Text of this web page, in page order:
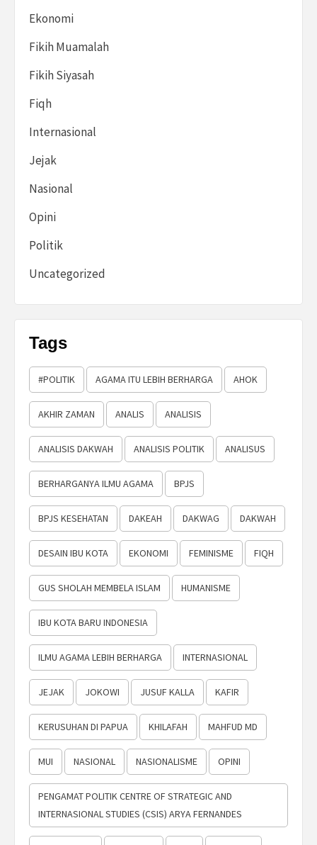
Ekonomi
Fikih Muamalah
Fikih Siyasah
Fiqh
Internasional
Jejak
Nasional
Opini
Politik
Uncategorized
Tags
#POLITIK AGAMA ITU LEBIH BERHARGA AHOK
AKHIR ZAMAN ANALIS ANALISIS
ANALISIS DAKWAH ANALISIS POLITIK ANALISUS
BERHARGANYA ILMU AGAMA BPJS
BPJS KESEHATAN DAKEAH DAKWAG DAKWAH
DESAIN IBU KOTA EKONOMI FEMINISME FIQH
GUS SHOLAH MEMBELA ISLAM HUMANISME
IBU KOTA BARU INDONESIA
ILMU AGAMA LEBIH BERHARGA INTERNASIONAL
JEJAK JOKOWI JUSUF KALLA KAFIR
KERUSUHAN DI PAPUA KHILAFAH MAHFUD MD
MUI NASIONAL NASIONALISME OPINI
PENGAMAT POLITIK CENTRE OF STRATEGIC AND
INTERNASIONAL STUDIES (CSIS) ARYA FERNANDES